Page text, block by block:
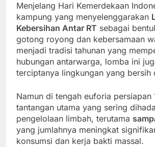
Menjelang Hari Kemerdekaan
kampung yang menyelenggarakan
Kebersihan Antar RT sebagai
gotong royong dan kebersamaan
menjadi tradisi tahunan yang
hubungan antarwarga, lomba ini
terciptanya lingkungan yang bersih
Namun di tengah euforia persiapan
tantangan utama yang sering
pengelolaan limbah, terutama
yang jumlahnya meningkat
konsumsi dan kerja bakti massal.